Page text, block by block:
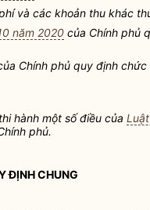
và các khoản thu khác
năm 2020 của Chính phủ
Chính phủ quy định chức
hành một số điều của
phủ.
ĐỊNH CHUNG